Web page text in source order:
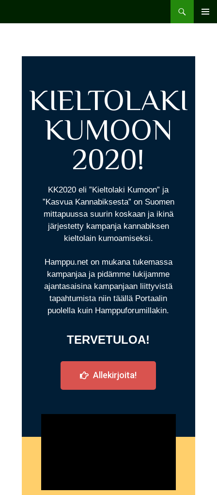
KIELTOLAKI
KUMOON
2020!
KK2020 eli ”Kieltolaki Kumoon” ja
”Kasvua Kannabiksesta” on Suomen
mittapuussa suurin koskaan ja ikinä
järjestetty kampanja kannabiksen
kieltolain kumoamiseksi.
Hamppu.net on mukana tukemassa
kampanjaa ja pidämme lukijamme
ajantasaisina kampanjaan liittyvistä
tapahtumista niin täällä Portaalin
puolella kuin Hamppuforumillakin.
TERVETULOA!
Allekirjoita!